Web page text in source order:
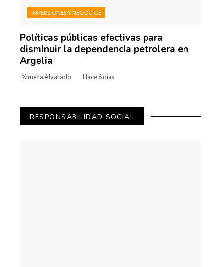
INVERSIONES Y NEGOCIOS
Políticas públicas efectivas para
disminuir la dependencia petrolera en
Argelia
Ximena Alvarado Hace 6 días
RESPONSABILIDAD SOCIAL